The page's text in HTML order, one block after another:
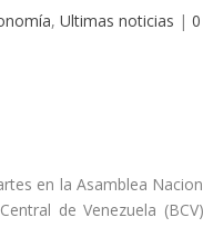
, Ultimas noticias | 0
en la Asamblea
de Venezuela